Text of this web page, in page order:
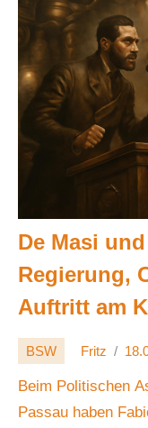
De Masi
Regierung,
Auftritt am
BSW Fritz
Beim Politischen
Passau haben